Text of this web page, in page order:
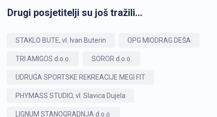
Drugi posjetitelji su još tražili...
STAKLO BUTE, vl. Ivan Buterin OPG MIODRAG DEŠA
TRI AMIGOS d.o.o. SOROR d.o.o.
UDRUGA SPORTSKE REKREACIJE MEGI FIT
PHYMASS STUDIO, vl. Slavica Dujela
LIGNUM STANOGRADNJA d.o.o.